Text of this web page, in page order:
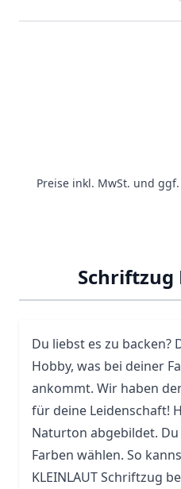
Preise inkl. MwSt. und
Schriftzug
Du liebst es zu backen?
Hobby, was bei deiner
ankommt. Wir haben
für deine Leidenschaft!
Naturton abgebildet.
Farben wählen. So
KLEINLAUT Schriftzug